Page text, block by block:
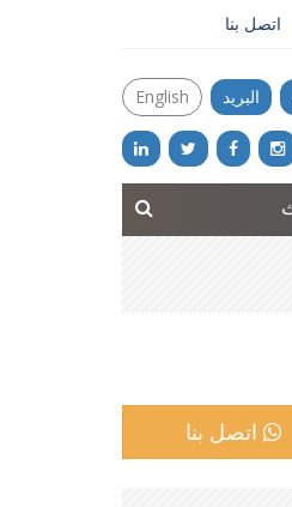
اتصل بنا
البريد English
اتصل بنا